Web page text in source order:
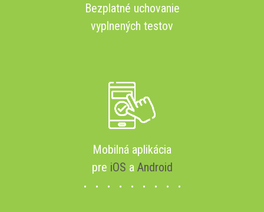
Bezplatné uchovanie
vyplnených testov
Mobilná aplikácia
pre iOS a Android